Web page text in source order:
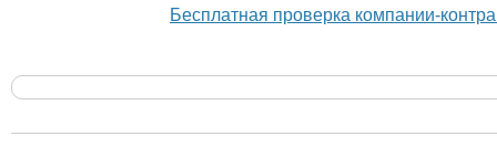
Бесплатная проверка компании-